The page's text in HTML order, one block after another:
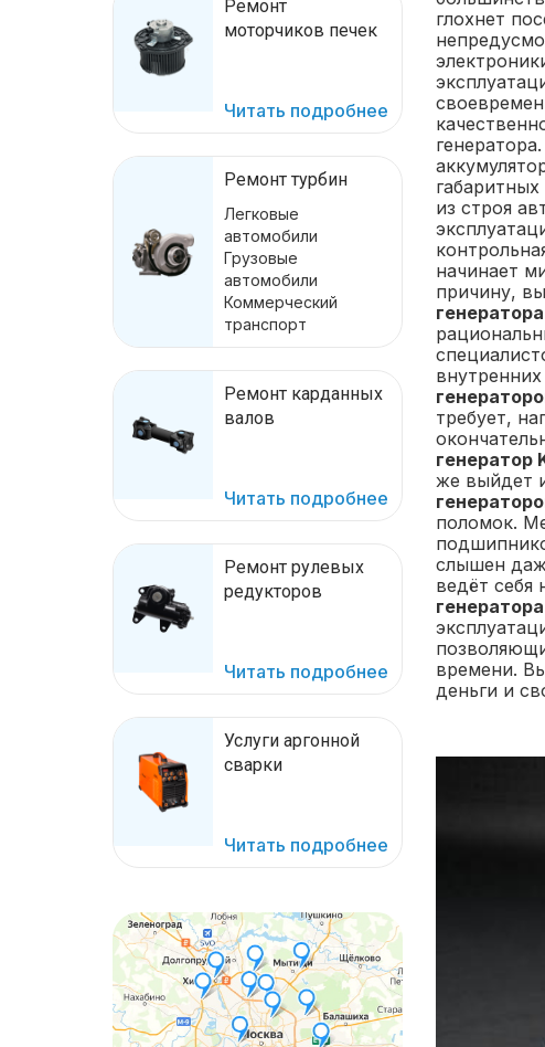
Ремонт
моторчиков печек
Читать подробнее
Ремонт турбин
Легковые
автомобили
Грузовые
автомобили
Коммерческий
транспорт
Ремонт карданных
валов
Читать подробнее
Ремонт рулевых
редукторов
Читать подробнее
Услуги аргонной
сварки
Читать подробнее
глохнет
из строя
начинает
причину,
требует,
генератор
же выйдет
поломок.
слышен
ведёт себя
времени.
деньги и